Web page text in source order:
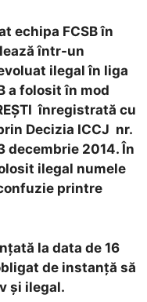
echipa FCSB în
într-un
ilegal în liga
a folosit în mod
înregistrată cu
Decizia ICCJ nr.
decembrie 2014. În
ilegal numele
printre
la data de 16
de instanţă să
şi ilegal.